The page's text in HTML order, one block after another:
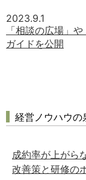
2023.9.1
「相談の広場」
ガイドを公開
経営ノウハウの
成約率が上がら
改善策と研修の